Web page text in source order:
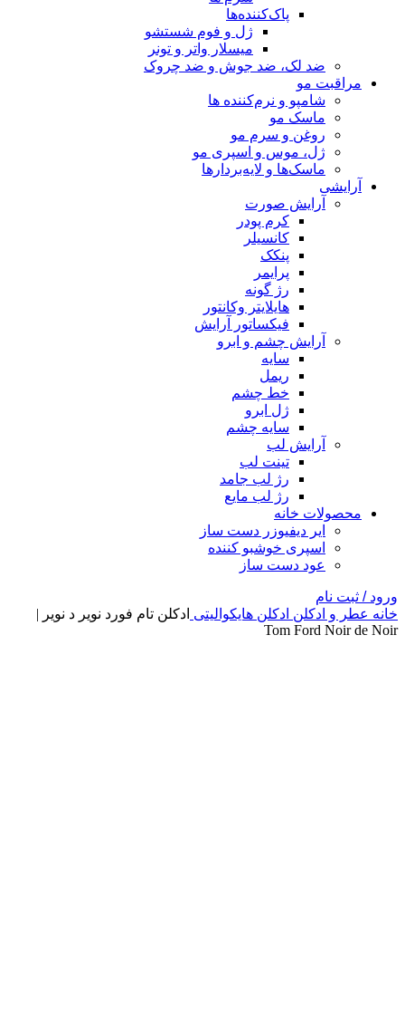
پاک‌کننده‌ها
ژل و فوم شستشو
میسلار واتر و تونر
ضد لک، ضد جوش و ضد چروک
مراقبت مو
شامپو و نرم‌کننده ها
ماسک مو
روغن و سرم مو
ژل، موس و اسپری مو
ماسک‌ها و لایه‌بردارها
آرایشی
آرایش صورت
کرم پودر
کانسیلر
پنکک
پرایمر
رژ گونه
هایلایتر وکانتور
فیکساتور آرایش
آرایش چشم و ابرو
سایه
ریمل
خط چشم
ژل ابرو
سایه چشم
آرایش لب
تینت لب
رژ لب جامد
رژ لب مایع
محصولات خانه
ایر دیفیوزر دست ساز
اسپری خوشبو کننده
عود دست ساز
ورود / ثبت نام
خانه عطر و ادکلن ادکلن هایکوالیتی ادکلن تام فورد نویر د نویر |
Tom Ford Noir de Noir